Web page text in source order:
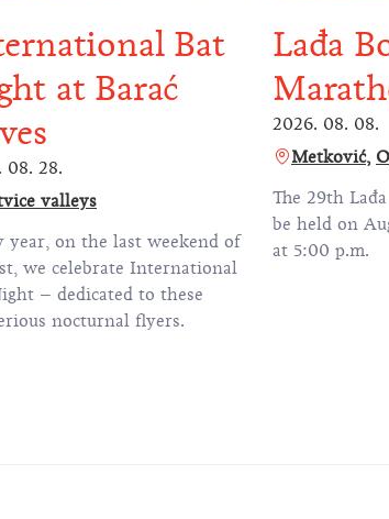
Bat
at Barać
08. 28.
valleys
year, on the last weekend of
we celebrate International
– dedicated to these
nocturnal flyers.
Lađa
2026. 08. 08.
Metković
The 29th
be held on
at 5:00 p.m.